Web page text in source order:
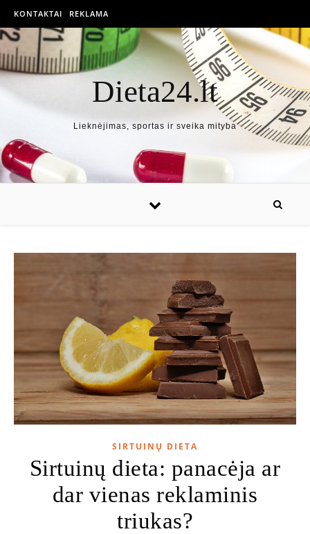
KONTAKTAI REKLAMA
Dieta24.lt
Lieknėjimas, sportas ir sveika mityba
SIRTUINŲ DIETA
Sirtuinų dieta: panacėja ar
dar vienas reklaminis
triukas?